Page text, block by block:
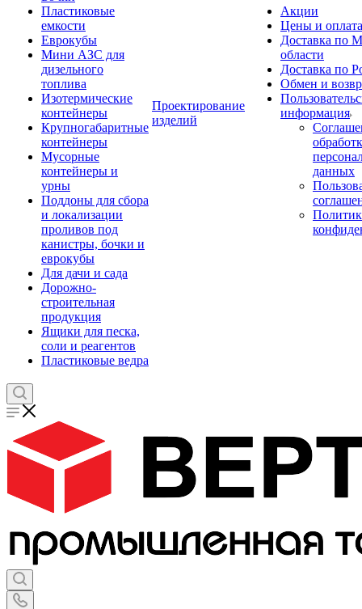
Пластиковые
емкости
Еврокубы
Мини АЗС для
дизельного
топлива
Изотермические
контейнеры
Крупногабаритные
контейнеры
Мусорные
контейнеры и
урны
Поддоны для сбора
и локализации
проливов под
канистры, бочки и
еврокубы
Для дачи и сада
Дорожно-
строительная
продукция
Ящики для песка,
соли и реагентов
Пластиковые ведра
Проектирование
изделий
Акции
Цены и оплата
Доставка по
области
Доставка по
Обмен и
информация
данных